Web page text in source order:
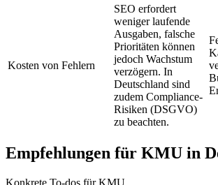
Kosten von Fehlern
SEO erfordert
weniger laufende
Ausgaben, falsche
Prioritäten können
jedoch Wachstum
verzögern. In
Deutschland sind
zudem Compliance-
Risiken (DSGVO)
zu beachten.
Empfehlungen für KMU in